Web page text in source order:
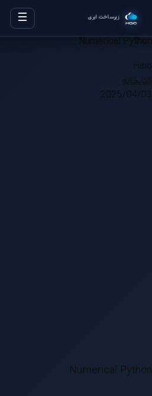
زیرساخت ابری ☰
Numerical Python
Haio
کتابخانه
2025/04/03
Numerical Python